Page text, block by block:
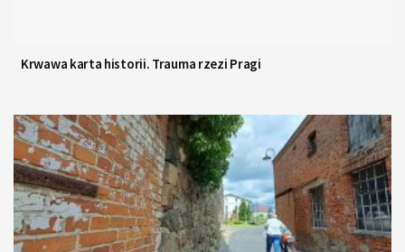
Krwawa karta historii. Trauma rzezi Pragi